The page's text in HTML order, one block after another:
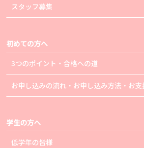
スタッフ募集
初めての方へ
3つのポイント・合格への道
お申し込みの流れ・お申し込み方法・お支
学生の方へ
低学年の皆様